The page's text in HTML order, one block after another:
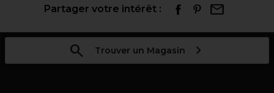
Partager votre intérêt :
Trouver un Magasin